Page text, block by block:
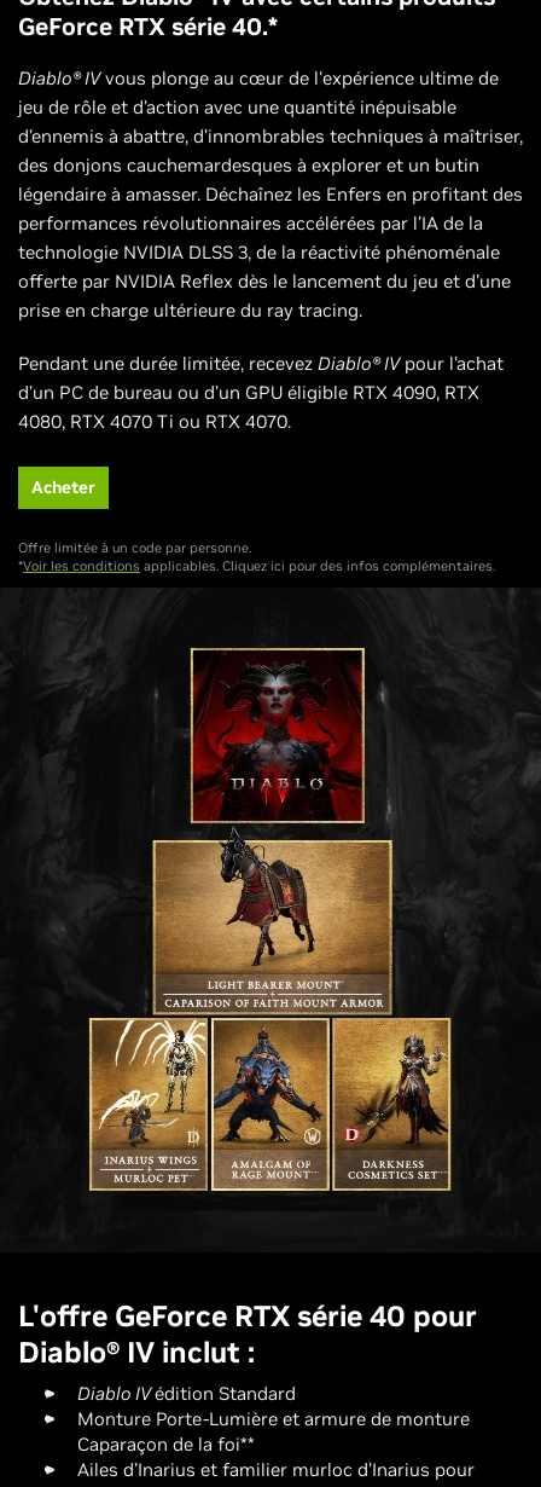
GeForce RTX série 40.*
Diablo® IVvous plonge au cœur de l'expérience ultime de
jeu de rôle et d’action avec une quantité inépuisable
d’ennemis à abattre, d’innombrables techniques à maîtriser,
des donjons cauchemardesques à explorer et un butin
légendaire à amasser. Déchaînez les Enfers en profitant des
performances révolutionnaires accélérées par l’IA de la
technologie NVIDIA DLSS 3, de la réactivité phénoménale
offerte par NVIDIA Reflex dès le lancement du jeu et d'une
prise en charge ultérieure du ray tracing.
Pendant une durée limitée, recevez Diablo® IVpour l’achat
d’un PC de bureau ou d’un GPU éligible RTX 4090, RTX
4080, RTX 4070 Ti ou RTX 4070.
Acheter
Offre limitée à un code par personne.
*Voir les conditions applicables. Cliquez ici pour des infos complémentaires.
L'offre GeForce RTX série 40 pour
Diablo® IV inclut :
Diablo IVédition Standard
Monture Porte-Lumière et armure de monture
Caparaçon de la foi**
Ailes d’Inarius et familier murloc d’Inarius pour